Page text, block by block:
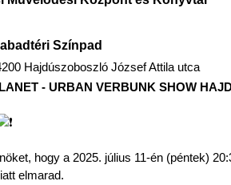
Színpad
Hajdúszoboszló József Attila utca
- URBAN VERBUNK SHOW
hogy a 2025. július 11-én (péntek)
elmarad.